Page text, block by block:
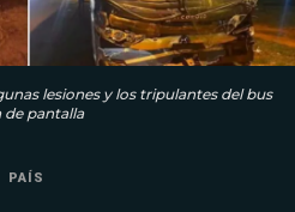
lesiones y los tripulantes del bus
de pantalla
PAÍS